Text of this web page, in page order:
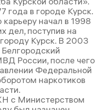
года в городе Курск.
начал в 1998
дел, поступив на
Курск. В 2003
России, после чего
Федеральной
наркотиков
с Министерством